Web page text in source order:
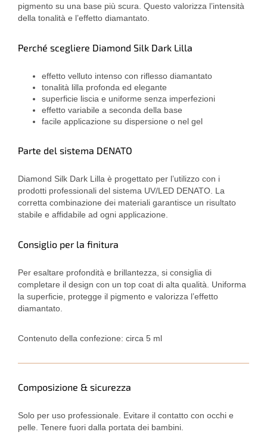
pigmento su una base più scura. Questo valorizza l’intensità
della tonalità e l’effetto diamantato.
Perché scegliere Diamond Silk Dark Lilla
effetto velluto intenso con riflesso diamantato
tonalità lilla profonda ed elegante
superficie liscia e uniforme senza imperfezioni
effetto variabile a seconda della base
facile applicazione su dispersione o nel gel
Parte del sistema DENATO
Diamond Silk Dark Lilla è progettato per l’utilizzo con i
prodotti professionali del sistema UV/LED DENATO. La
corretta combinazione dei materiali garantisce un risultato
stabile e affidabile ad ogni applicazione.
Consiglio per la finitura
Per esaltare profondità e brillantezza, si consiglia di
completare il design con un top coat di alta qualità. Uniforma
la superficie, protegge il pigmento e valorizza l’effetto
diamantato.
Contenuto della confezione: circa 5 ml
Composizione & sicurezza
Solo per uso professionale. Evitare il contatto con occhi e
pelle. Tenere fuori dalla portata dei bambini.